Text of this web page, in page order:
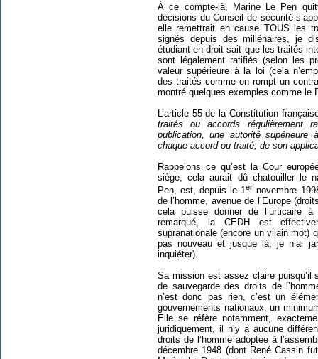
À ce compte-là, Marine Le Pen
décisions du Conseil de sécurité
elle remettrait en cause TOUS les
signés depuis des millénaires, je
étudiant en droit sait que les traités
sont légalement ratifiés (selon les
valeur supérieure à la loi (cela
des traités comme on rompt un
montré quelques exemples comme le
L’article 55 de la Constitution
traités ou accords régulièrement
publication, une autorité
chaque accord ou traité, de son
Rappelons ce qu’est la Cour
siège, cela aurait dû chatouiller le
Pen, est, depuis le 1er novembre
de l’homme, avenue de l’Europe
cela puisse donner de l’urticaire
remarqué, la CEDH est
supranationale (encore un vilain mot)
pas nouveau et jusque là, je n’ai
inquiéter).
Sa mission est assez claire puisqu’il
de sauvegarde des droits de
n’est donc pas rien, c’est un
gouvernements nationaux, un
Elle se réfère notamment,
juridiquement, il n’y a aucune
droits de l’homme adoptée à
décembre 1948 (dont René Cassin